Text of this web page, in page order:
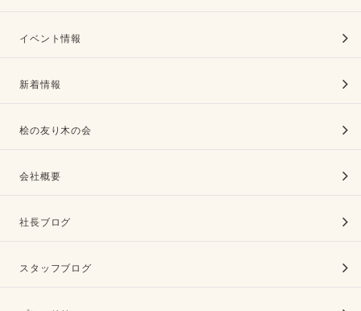
イベント情報
新着情報
桧の友り木の会
会社概要
社長ブログ
スタッフブログ